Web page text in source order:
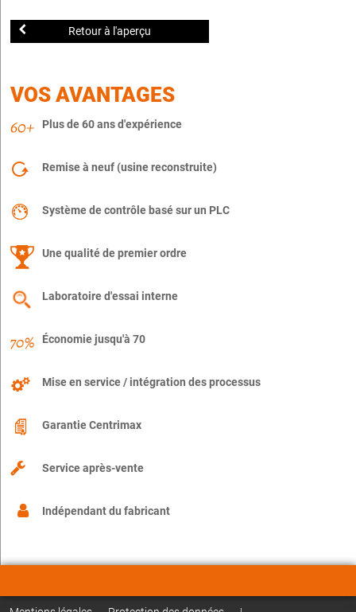
Retour à l'aperçu
VOS AVANTAGES
Plus de 60 ans d'expérience
Remise à neuf (usine reconstruite)
Système de contrôle basé sur un PLC
Une qualité de premier ordre
Laboratoire d'essai interne
Économie jusqu'à 70
Mise en service / intégration des processus
Garantie Centrimax
Service après-vente
Indépendant du fabricant